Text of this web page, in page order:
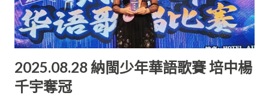
2025.08.28 納閩少年華語歌賽 培中楊
千宇奪冠